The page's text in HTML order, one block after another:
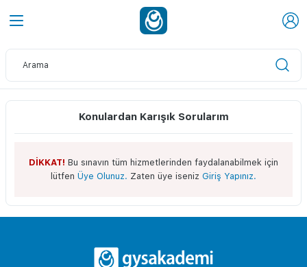
Konulardan Karışık Sorularım
DİKKAT! Bu sınavın tüm hizmetlerinden faydalanabilmek için
lütfen Üye Olunuz. Zaten üye iseniz Giriş Yapınız.